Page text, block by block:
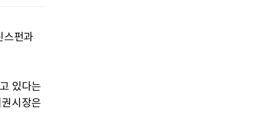
스펀과
있다는
시장은